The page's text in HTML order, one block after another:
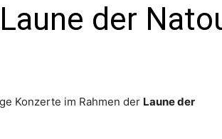
der
Konzerte im Rahmen der Laune der